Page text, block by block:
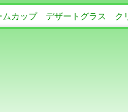
ムカップ デザートグラス ク